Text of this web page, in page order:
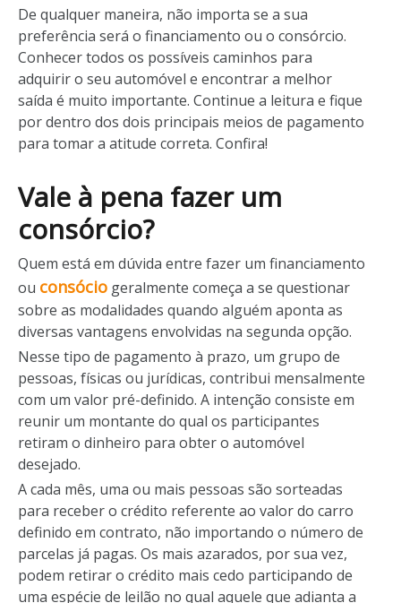
De qualquer maneira, não importa se a sua
preferência será o financiamento ou o consórcio.
Conhecer todos os possíveis caminhos para
adquirir o seu automóvel e encontrar a melhor
saída é muito importante. Continue a leitura e fique
por dentro dos dois principais meios de pagamento
para tomar a atitude correta. Confira!
Vale à pena fazer um
consórcio?
Quem está em dúvida entre fazer um financiamento
ou consócio geralmente começa a se questionar
sobre as modalidades quando alguém aponta as
diversas vantagens envolvidas na segunda opção.
Nesse tipo de pagamento à prazo, um grupo de
pessoas, físicas ou jurídicas, contribui mensalmente
com um valor pré-definido. A intenção consiste em
reunir um montante do qual os participantes
retiram o dinheiro para obter o automóvel
desejado.
A cada mês, uma ou mais pessoas são sorteadas
para receber o crédito referente ao valor do carro
definido em contrato, não importando o número de
parcelas já pagas. Os mais azarados, por sua vez,
podem retirar o crédito mais cedo participando de
uma espécie de leilão no qual aquele que adianta a